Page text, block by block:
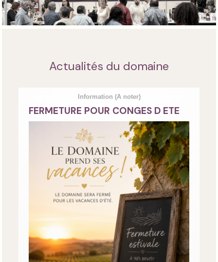
Actualités du domaine
Information (A noter)
FERMETURE POUR CONGES D ETE